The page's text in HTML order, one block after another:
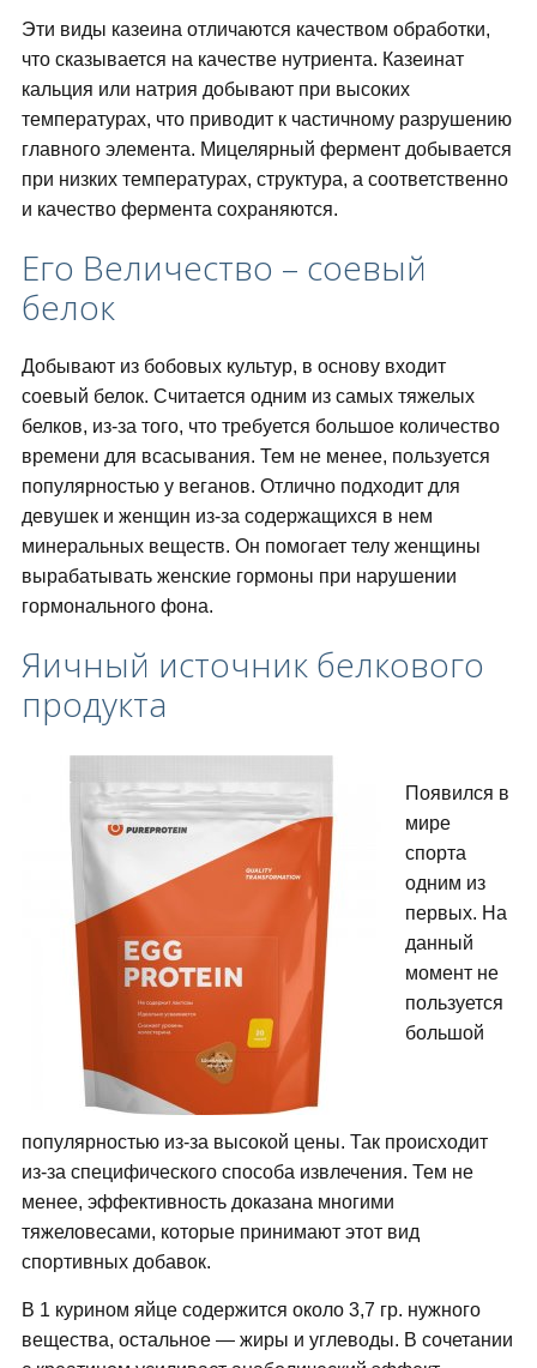
Эти виды казеина отличаются качеством обработки,
что сказывается на качестве нутриента. Казеинат
кальция или натрия добывают при высоких
температурах, что приводит к частичному разрушению
главного элемента. Мицелярный фермент добывается
при низких температурах, структура, а соответственно
и качество фермента сохраняются.
Его Величество – соевый
белок
Добывают из бобовых культур, в основу входит
соевый белок. Считается одним из самых тяжелых
белков, из-за того, что требуется большое количество
времени для всасывания. Тем не менее, пользуется
популярностью у веганов. Отлично подходит для
девушек и женщин из-за содержащихся в нем
минеральных веществ. Он помогает телу женщины
вырабатывать женские гормоны при нарушении
гормонального фона.
Яичный источник белкового
продукта
Появился в
мире
спорта
одним из
первых. На
данный
момент не
пользуется
большой
популярностью из-за высокой цены. Так происходит
из-за специфического способа извлечения. Тем не
менее, эффективность доказана многими
тяжеловесами, которые принимают этот вид
спортивных добавок.
В 1 курином яйце содержится около 3,7 гр. нужного
вещества, остальное — жиры и углеводы. В сочетании